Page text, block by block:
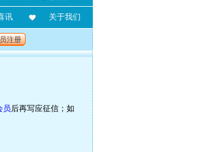
讯 关于我们
注册
员后再写应征信；如